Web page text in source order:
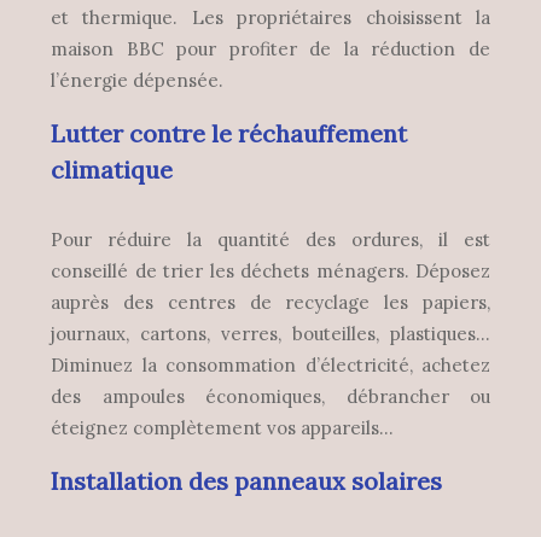
et thermique. Les propriétaires choisissent la
maison BBC pour profiter de la réduction de
l’énergie dépensée.
Lutter contre le réchauffement
climatique
Pour réduire la quantité des ordures, il est
conseillé de trier les déchets ménagers. Déposez
auprès des centres de recyclage les papiers,
journaux, cartons, verres, bouteilles, plastiques…
Diminuez la consommation d’électricité, achetez
des ampoules économiques, débrancher ou
éteignez complètement vos appareils…
Installation des panneaux solaires